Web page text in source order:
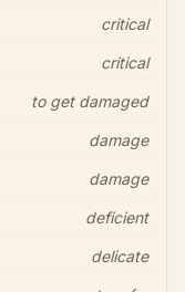
critical
critical
to get damaged
damage
damage
deficient
delicate